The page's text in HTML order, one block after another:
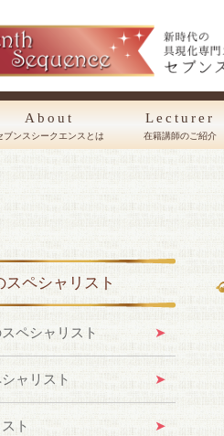
About
ブンスシークエンスとは
Lecturer
在籍講師のご紹介
スペシャリスト
ペシャリスト
ャリスト
ト